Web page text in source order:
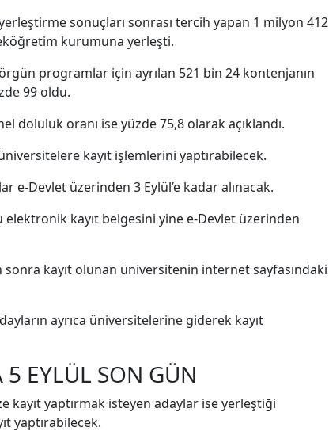
sonuçları sonrası tercih yapan 1 milyon 412
kurumuna yerleşti.
programlar için ayrılan 521 bin 24 kontenjanın
99 oldu.
doluluk oranı ise yüzde 75,8 olarak açıklandı.
kayıt işlemlerini yaptırabilecek.
e-Devlet üzerinden 3 Eylül’e kadar alınacak.
elektronik kayıt belgesini yine e-Devlet üzerinden
kayıt olunan üniversitenin internet sayfasındaki
ayrıca üniversitelerine giderek kayıt
5 EYLÜL SON GÜN
kayıt yaptırmak isteyen adaylar ise yerleştiği
yaptırabilecek.